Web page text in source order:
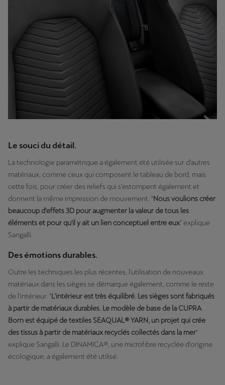
Le souci du détail.
La technologie paramétrique a également été utilisée sur d'autres
matériaux, comme ceux qui composent le tableau de bord, mais
cette fois, pour créer des reliefs qui s'estompent également et
donnent la même impression de mouvement. "Nous voulions créer
beaucoup d'effets 3D pour augmenter la valeur de tous les
éléments et pour qu'il y ait un lien conceptuel entre eux" explique
Sangalli.
Des émotions durables.
Outre les techniques les plus récentes, l'utilisation de nouveaux
matériaux dans les sièges se démarque également, comme le reste
de l'intérieur. "L'intérieur est très équilibré. Les sièges sont fabriqués
à partir de matériaux durables. Le modèle de base de la CUPRA
Born est équipé de textiles SEAQUAL® YARN, un projet qui crée
des tissus à partir de matériaux recyclés collectés dans la mer"
explique Sangalli. Le DINAMICA®, une microfibre recyclée d'origine
écologique, a également été utilisé.